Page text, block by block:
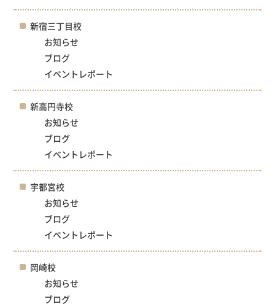
新宿三丁目校
お知らせ
ブログ
イベントレポート
新高円寺校
お知らせ
ブログ
イベントレポート
宇都宮校
お知らせ
ブログ
イベントレポート
岡崎校
お知らせ
ブログ